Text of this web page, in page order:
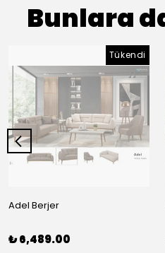
Bunlara
Tükendi
Adel Berjer
₺ 6,489.00